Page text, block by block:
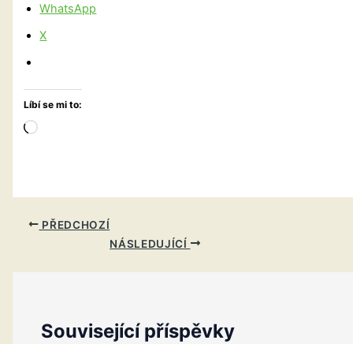
WhatsApp
X
Líbí se mi to:
Načítání…
PŘEDCHOZÍ
NÁSLEDUJÍCÍ
Související příspěvky